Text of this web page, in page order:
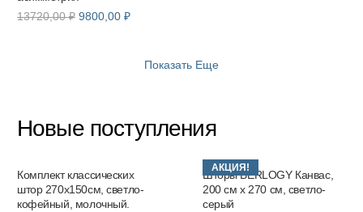
13720,00₽ Первоначальная
9800,00 ₽Текущая
Показать Еще
Новые поступления
Комплект классических
штор 270х150см, светло-
кофейный, молочный.
АКЦИЯ!
Шторы BERLOGY Канвас,
200 см х 270 см, светло-
серый